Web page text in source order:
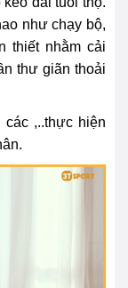
như chạy bộ,
thiết nhằm cải
thư giãn thoải
,..thực hiện